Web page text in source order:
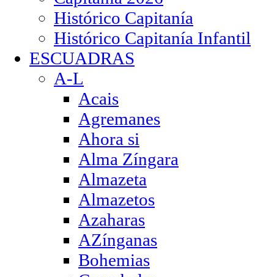
Histórico Capitanía
Histórico Capitanía Infantil
ESCUADRAS
A-L
Acais
Agremanes
Ahora si
Alma Zíngara
Almazeta
Almazetos
Azaharas
AZínganas
Bohemias